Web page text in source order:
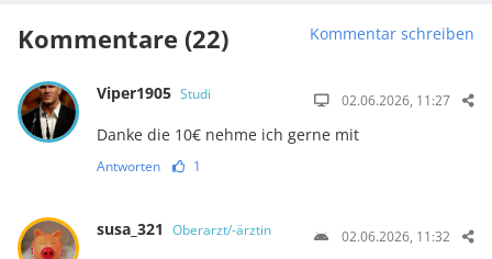
Kommentare (22) Kommentar schreiben
Viper1905 Studi 02.06.2026, 11:27
Danke die 10€ nehme ich gerne mit
Antworten 1
susa_321 Oberarzt/-ärztin 02.06.2026, 11:32